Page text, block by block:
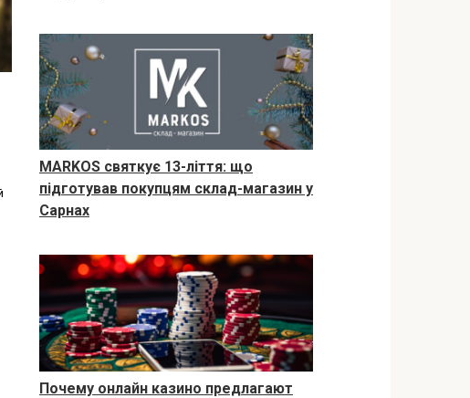
MARKOS святкує 13-ліття: що
підготував покупцям склад-магазин у
Сарнах
Почему онлайн казино предлагают